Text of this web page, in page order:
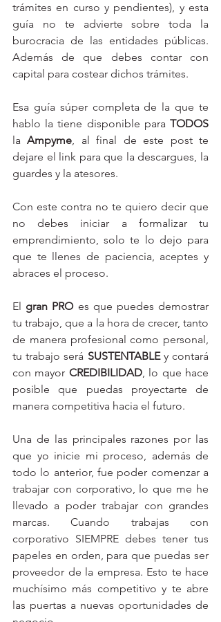
trámites en curso y pendientes), y esta
guía no te advierte sobre toda la
burocracia de las entidades públicas.
Además de que debes contar con
capital para costear dichos trámites.
Esa guía súper completa de la que te
hablo la tiene disponible para TODOS
la Ampyme, al final de este post te
dejare el link para que la descargues, la
guardes y la atesores.
Con este contra no te quiero decir que
no debes iniciar a formalizar tu
emprendimiento, solo te lo dejo para
que te llenes de paciencia, aceptes y
abraces el proceso.
El gran PRO es que puedes demostrar
tu trabajo, que a la hora de crecer, tanto
de manera profesional como personal,
tu trabajo será SUSTENTABLE y contará
con mayor CREDIBILIDAD, lo que hace
posible que puedas proyectarte de
manera competitiva hacia el futuro.
Una de las principales razones por las
que yo inicie mi proceso, además de
todo lo anterior, fue poder comenzar a
trabajar con corporativo, lo que me he
llevado a poder trabajar con grandes
marcas. Cuando trabajas con
corporativo SIEMPRE debes tener tus
papeles en orden, para que puedas ser
proveedor de la empresa. Esto te hace
muchísimo más competitivo y te abre
las puertas a nuevas oportunidades de